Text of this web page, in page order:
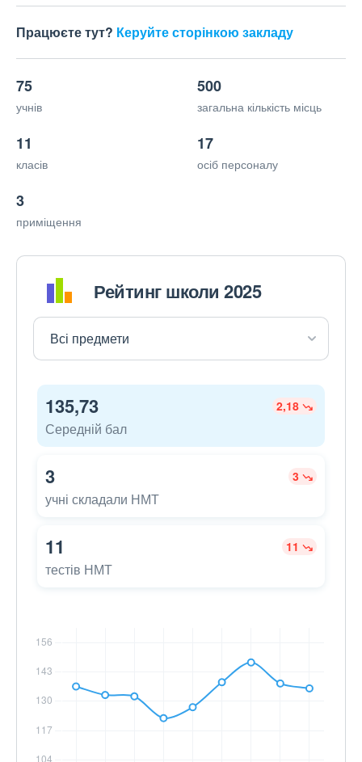
Працюєте тут? Керуйте сторінкою закладу
75
учнів
500
загальна кількість місць
11
класів
17
осіб персоналу
3
приміщення
Рейтинг школи 2025
135,73 2,18
Середній бал
3 3
учні складали НМТ
11 11
тестів НМТ